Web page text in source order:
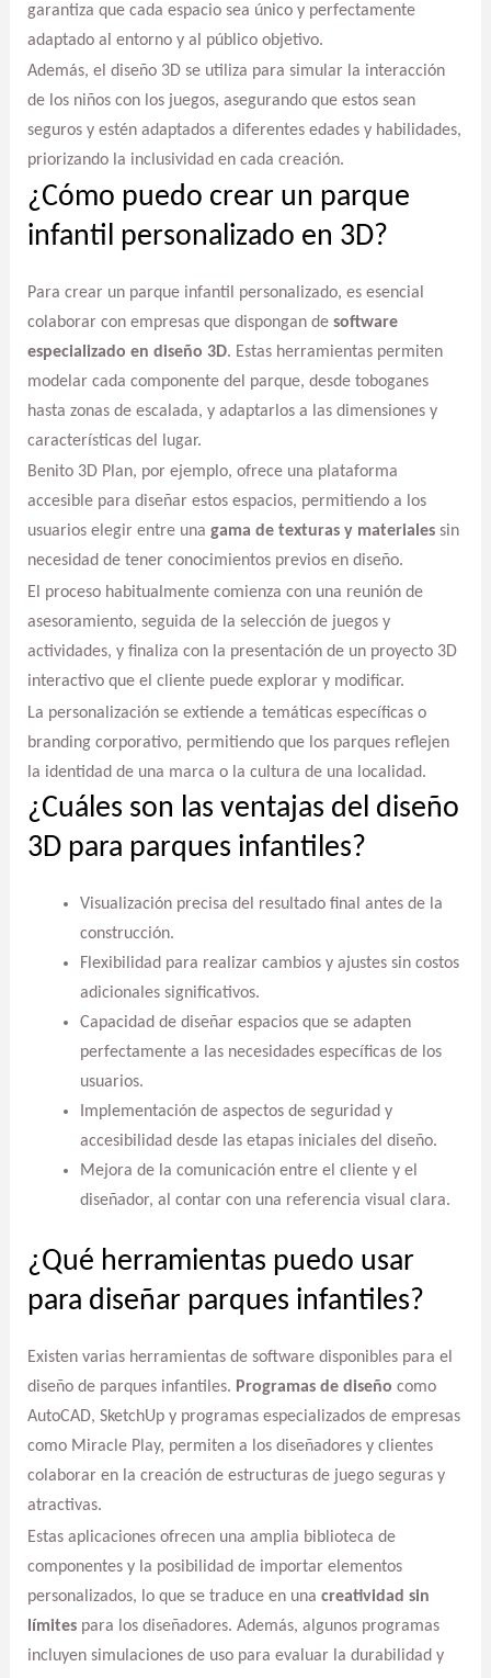
garantiza que cada espacio sea único y perfectamente
adaptado al entorno y al público objetivo.
Además, el diseño 3D se utiliza para simular la interacción
de los niños con los juegos, asegurando que estos sean
seguros y estén adaptados a diferentes edades y habilidades,
priorizando la inclusividad en cada creación.
¿Cómo puedo crear un parque
infantil personalizado en 3D?
Para crear un parque infantil personalizado, es esencial
colaborar con empresas que dispongan de software
especializado en diseño 3D. Estas herramientas permiten
modelar cada componente del parque, desde toboganes
hasta zonas de escalada, y adaptarlos a las dimensiones y
características del lugar.
Benito 3D Plan, por ejemplo, ofrece una plataforma
accesible para diseñar estos espacios, permitiendo a los
usuarios elegir entre una gama de texturas y materialessin
necesidad de tener conocimientos previos en diseño.
El proceso habitualmente comienza con una reunión de
asesoramiento, seguida de la selección de juegos y
actividades, y finaliza con la presentación de un proyecto 3D
interactivo que el cliente puede explorar y modificar.
La personalización se extiende a temáticas específicas o
branding corporativo, permitiendo que los parques reflejen
la identidad de una marca o la cultura de una localidad.
¿Cuáles son las ventajas del diseño
3D para parques infantiles?
Visualización precisa del resultado final antes de la
construcción.
Flexibilidad para realizar cambios y ajustes sin costos
adicionales significativos.
Capacidad de diseñar espacios que se adapten
perfectamente a las necesidades específicas de los
usuarios.
Implementación de aspectos de seguridad y
accesibilidad desde las etapas iniciales del diseño.
Mejora de la comunicación entre el cliente y el
diseñador, al contar con una referencia visual clara.
¿Qué herramientas puedo usar
para diseñar parques infantiles?
Existen varias herramientas de software disponibles para el
diseño de parques infantiles. Programas de diseño como
AutoCAD, SketchUp y programas especializados de empresas
como Miracle Play, permiten a los diseñadores y clientes
colaborar en la creación de estructuras de juego seguras y
atractivas.
Estas aplicaciones ofrecen una amplia biblioteca de
componentes y la posibilidad de importar elementos
personalizados, lo que se traduce en una creatividad sin
límitespara los diseñadores. Además, algunos programas
incluyen simulaciones de uso para evaluar la durabilidad y